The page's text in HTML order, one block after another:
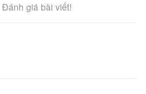
Đánh giá bài viết!